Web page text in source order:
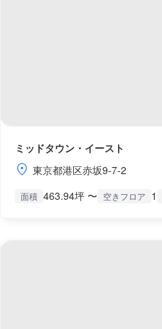
ミッドタウン・イースト
東京都港区赤坂9-7-2
面積 463.94坪 〜 空きフロア 1